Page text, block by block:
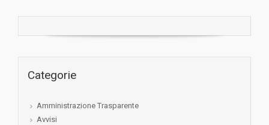
Categorie
Amministrazione Trasparente
Avvisi